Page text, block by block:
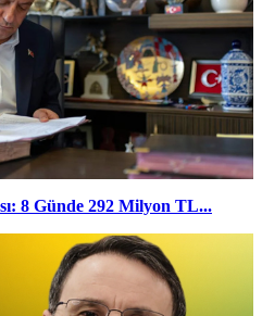
8 Günde 292 Milyon TL...